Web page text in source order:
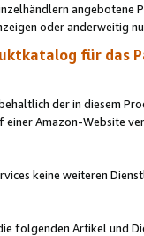
oder anderweitig
für das
der in diesem
einer Amazon-Website
keine weiteren
folgenden Artikel und